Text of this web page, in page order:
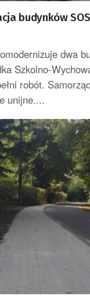
budynków
dwa
Szkolno-
robót.
unijne....